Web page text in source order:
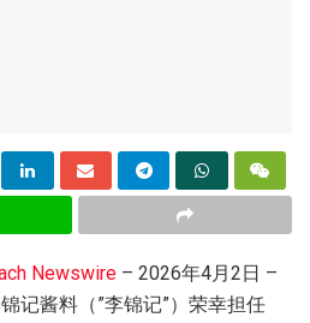
Newswire – 2026年4月2日 –
记酱料（”李锦记”）荣幸担任